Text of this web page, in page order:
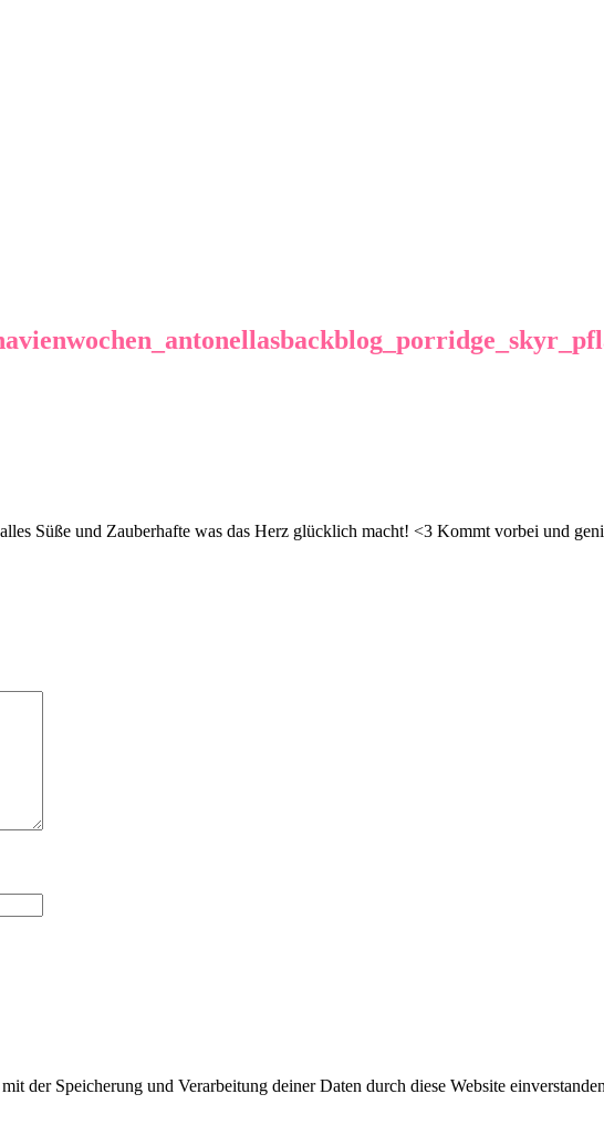
Süße und Zauberhafte was das Herz glücklich macht! <3 Kommt vorbei und
der Speicherung und Verarbeitung deiner Daten durch diese Website